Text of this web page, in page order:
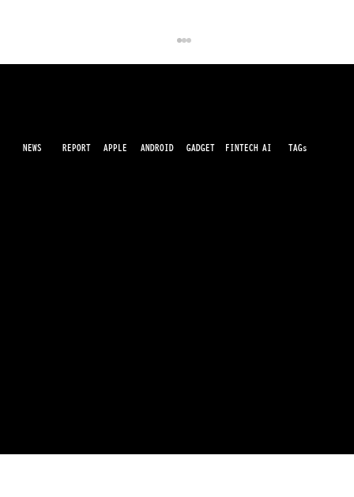
NEWS REPORT APPLE ANDROID GADGET FINTECH AI TAGs